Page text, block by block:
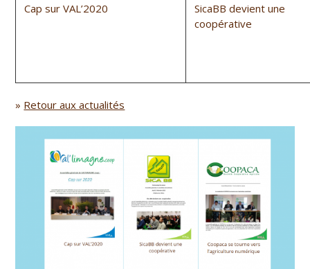
Cap sur VAL’2020
SicaBB devient une
coopérative
» Retour aux actualités